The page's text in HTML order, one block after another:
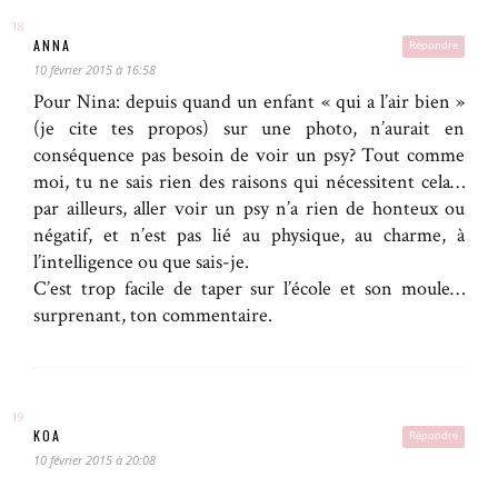
Répondre
ANNA
10 février 2015 à 16:58
Pour Nina: depuis quand un enfant « qui a l’air bien »
(je cite tes propos) sur une photo, n’aurait en
conséquence pas besoin de voir un psy? Tout comme
moi, tu ne sais rien des raisons qui nécessitent cela…
par ailleurs, aller voir un psy n’a rien de honteux ou
négatif, et n’est pas lié au physique, au charme, à
l’intelligence ou que sais-je.
C’est trop facile de taper sur l’école et son moule…
surprenant, ton commentaire.
Répondre
KOA
10 février 2015 à 20:08